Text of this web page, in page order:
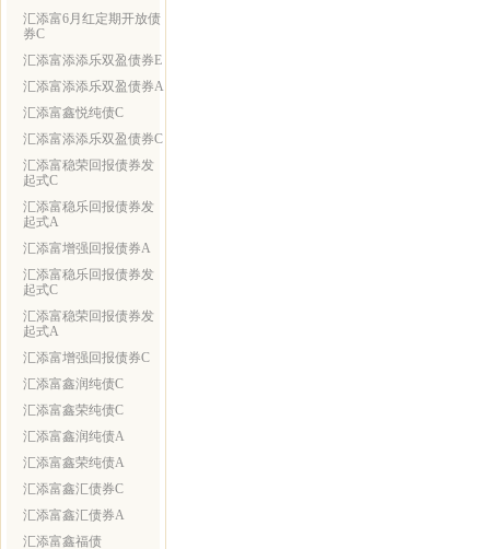
汇添富6月红定期开放债
券C
汇添富添添乐双盈债券E
汇添富添添乐双盈债券A
汇添富鑫悦纯债C
汇添富添添乐双盈债券C
汇添富稳荣回报债券发
起式C
汇添富稳乐回报债券发
起式A
汇添富增强回报债券A
汇添富稳乐回报债券发
起式C
汇添富稳荣回报债券发
起式A
汇添富增强回报债券C
汇添富鑫润纯债C
汇添富鑫荣纯债C
汇添富鑫润纯债A
汇添富鑫荣纯债A
汇添富鑫汇债券C
汇添富鑫汇债券A
汇添富鑫福债